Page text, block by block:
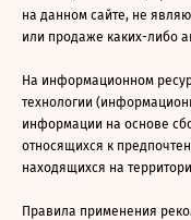
на данном сайте, не
или продаже каких-либо
На информационном
технологии
информации на основе
относящихся к
находящихся на
Правила применения